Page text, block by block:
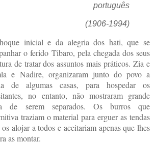
português
(1906-1994)
inicial e da alegria dos hati, que se
o ferido Tibaro, pela chegada dos seus
de tratar dos assuntos mais práticos. Zia e
e Nadire, organizaram junto do povo a
de algumas casas, para hospedar os
no entanto, não mostraram grande
de serem separados. Os burros que
traziam o material para erguer as tendas
alojar a todos e aceitariam apenas que lhes
as montar.